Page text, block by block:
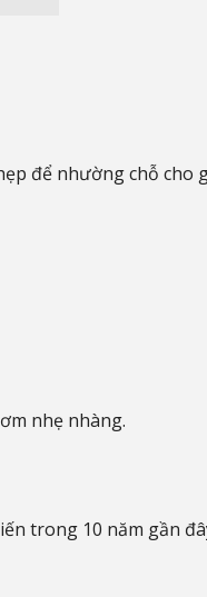
để nhường chỗ cho
nhẹ nhàng.
trong 10 năm gần